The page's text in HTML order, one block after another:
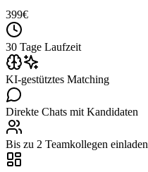
399€
30 Tage Laufzeit
KI-gestütztes Matching
Direkte Chats mit Kandidaten
Bis zu 2 Teamkollegen einladen